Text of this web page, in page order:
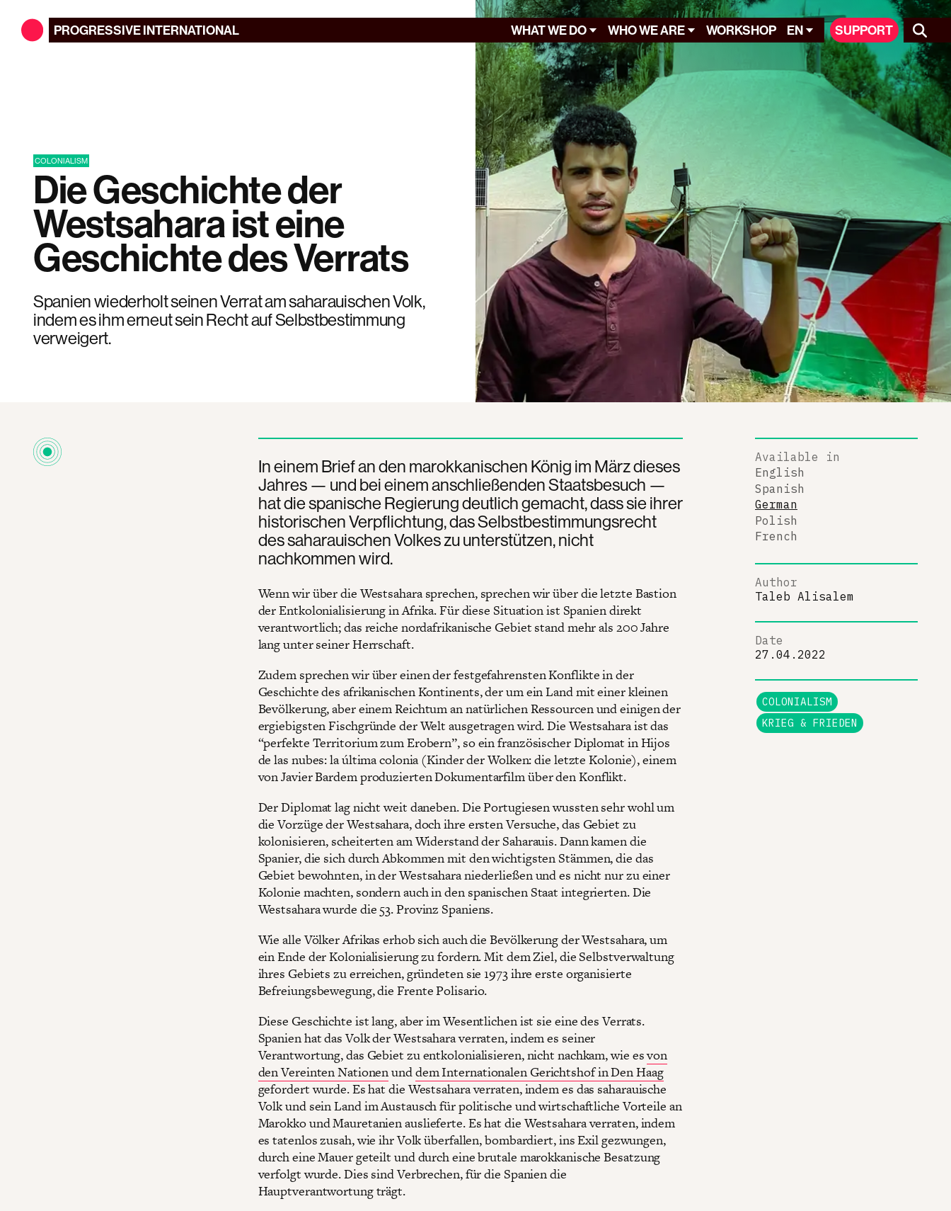
PROGRESSIVEINTERNATIONAL WHAT WE DO WHO WE ARE WORKSHOP EN SUPPORT
COLONIALISM
Die Geschichte der
Westsahara ist eine
Geschichte des Verrats
Spanien wiederholt seinen Verrat am saharauischen Volk,
indem es ihm erneut sein Recht auf Selbstbestimmung
verweigert.
In einem Brief an den marokkanischen König im März dieses
Jahres — und bei einem anschließenden Staatsbesuch —
hat die spanische Regierung deutlich gemacht, dass sie ihrer
historischen Verpflichtung, das Selbstbestimmungsrecht
des saharauischen Volkes zu unterstützen, nicht
nachkommen wird.
Wenn wir über die Westsahara sprechen, sprechen wir über die letzte Bastion
der Entkolonialisierung in Afrika. Für diese Situation ist Spanien direkt
verantwortlich; das reiche nordafrikanische Gebiet stand mehr als 200 Jahre
lang unter seiner Herrschaft.
Zudem sprechen wir über einen der festgefahrensten Konflikte in der
Geschichte des afrikanischen Kontinents, der um ein Land mit einer kleinen
Bevölkerung, aber einem Reichtum an natürlichen Ressourcen und einigen der
ergiebigsten Fischgründe der Welt ausgetragen wird. Die Westsahara ist das
“perfekte Territorium zum Erobern”, so ein französischer Diplomat in Hijos
de las nubes: la última colonia (Kinder der Wolken: die letzte Kolonie), einem
von Javier Bardem produzierten Dokumentarfilm über den Konflikt.
Der Diplomat lag nicht weit daneben. Die Portugiesen wussten sehr wohl um
die Vorzüge der Westsahara, doch ihre ersten Versuche, das Gebiet zu
kolonisieren, scheiterten am Widerstand der Saharauis. Dann kamen die
Spanier, die sich durch Abkommen mit den wichtigsten Stämmen, die das
Gebiet bewohnten, in der Westsahara niederließen und es nicht nur zu einer
Kolonie machten, sondern auch in den spanischen Staat integrierten. Die
Westsahara wurde die 53. Provinz Spaniens.
Wie alle Völker Afrikas erhob sich auch die Bevölkerung der Westsahara, um
ein Ende der Kolonialisierung zu fordern. Mit dem Ziel, die Selbstverwaltung
ihres Gebiets zu erreichen, gründeten sie 1973 ihre erste organisierte
Befreiungsbewegung, die Frente Polisario.
Diese Geschichte ist lang, aber im Wesentlichen ist sie eine des Verrats.
Spanien hat das Volk der Westsahara verraten, indem es seiner
Verantwortung, das Gebiet zu entkolonialisieren, nicht nachkam, wie esvon
den Vereinten Nationenunddem Internationalen Gerichtshof in Den Haag
gefordert wurde. Es hat die Westsahara verraten, indem es das saharauische
Volk und sein Land im Austausch für politische und wirtschaftliche Vorteile an
Marokko und Mauretanien auslieferte. Es hat die Westsahara verraten, indem
es tatenlos zusah, wie ihr Volk überfallen, bombardiert, ins Exil gezwungen,
durch eine Mauer geteilt und durch eine brutale marokkanische Besatzung
verfolgt wurde. Dies sind Verbrechen, für die Spanien die
Hauptverantwortung trägt.
Available in
English
Spanish
German
Polish
French
Author
Taleb Alisalem
Date
27.04.2022
COLONIALISM
KRIEG & FRIEDEN